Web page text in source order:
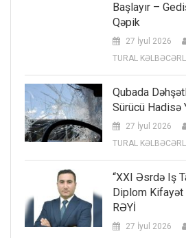
Başlayır –
Qəpik
27 İyul 2026
TURAL
Qubada
Sürücü Hadisə
27 İyul 2026
TURAL
“XXI Əsrdə Iş
Diplom Kifayət
RƏYİ
27 İyul 2026